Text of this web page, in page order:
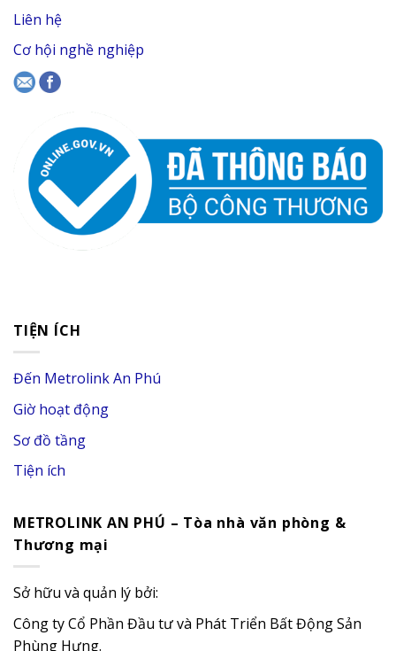
Liên hệ
Cơ hội nghề nghiệp
TIỆN ÍCH
Đến Metrolink An Phú
Giờ hoạt động
Sơ đồ tầng
Tiện ích
METROLINK AN PHÚ – Tòa nhà văn phòng &
Thương mại
Sở hữu và quản lý bởi:
Công ty Cổ Phần Đầu tư và Phát Triển Bất Động Sản
Phùng Hưng.